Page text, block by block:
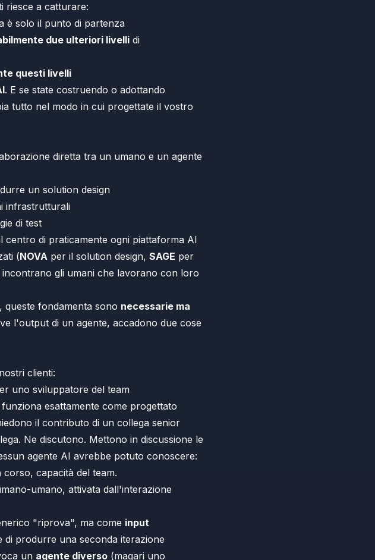
riesce a catturare:
è solo il punto di partenza
due ulteriori livelli di
questi livelli
. E se state costruendo o adottando
tutto nel modo in cui progettate il vostro
diretta tra un umano e un agente
un solution design
infrastrutturali
di test
centro di praticamente ogni piattaforma AI
(NOVA per il solution design, SAGE per
gli umani che lavorano con loro
fondamenta sono necessarie ma
l'output di un agente, accadono due cose
clienti:
uno sviluppatore del team
esattamente come progettato
il contributo di un collega senior
Ne discutono. Mettono in discussione le
agente AI avrebbe potuto conoscere:
corso, capacità del team.
umano, attivata dall'interazione
"riprova", ma come input
di produrre una seconda iterazione
un agente diverso (magari uno